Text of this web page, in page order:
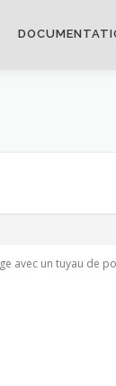
avec un tuyau de